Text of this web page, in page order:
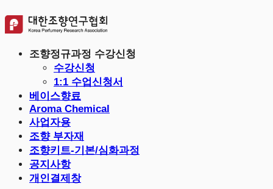
조향정규과정 수강신청
수강신청
1:1 수업신청서
베이스향료
Aroma Chemical
사업자용
조향 부자재
조향키트-기본/심화과정
공지사항
개인결제창